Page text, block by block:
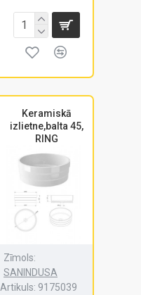
Keramiskā
izlietne,balta 45,
RING
Zīmols:
SANINDUSA
Artikuls: 9175039